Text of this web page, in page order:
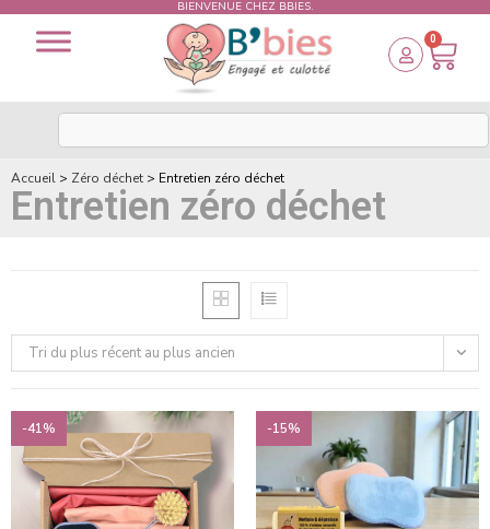
BIENVENUE CHEZ BBIES.
0
Accueil > Zéro déchet > Entretien zéro déchet
Entretien zéro déchet
Tri du plus récent au plus ancien
-41% -15%